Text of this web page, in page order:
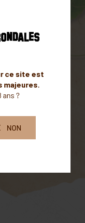
des vins
vignes », le